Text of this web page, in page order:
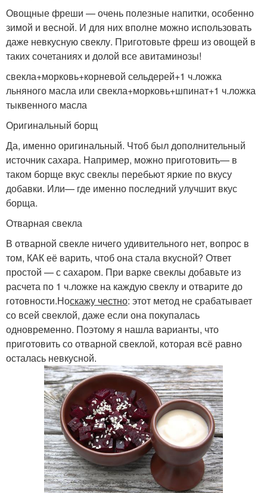
Овощные фреши — очень полезные напитки, особенно
зимой и весной. И для них вполне можно использовать
даже невкусную свеклу. Приготовьте фреш из овощей в
таких сочетаниях и долой все авитаминозы!
свекла+морковь+корневой сельдерей+1 ч.ложка
льняного масла или свекла+морковь+шпинат+1 ч.ложка
тыквенного масла
Оригинальный борщ
Да, именно оригинальный. Чтоб был дополнительный
источник сахара. Например, можно приготовить— в
таком борще вкус свеклы перебьют яркие по вкусу
добавки. Или— где именно последний улучшит вкус
борща.
Отварная свекла
В отварной свекле ничего удивительного нет, вопрос в
том, КАК её варить, чтоб она стала вкусной? Ответ
простой — с сахаром. При варке свеклы добавьте из
расчета по 1 ч.ложке на каждую свеклу и отварите до
готовности.Носкажу честно: этот метод не срабатывает
со всей свеклой, даже если она покупалась
одновременно. Поэтому я нашла варианты, что
приготовить со отварной свеклой, которая всё равно
осталась невкусной.